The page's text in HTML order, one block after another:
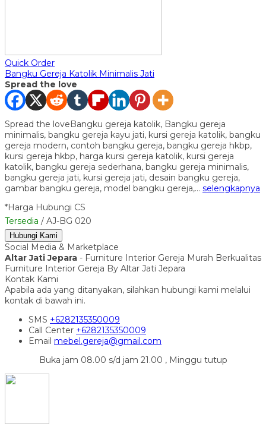
Quick Order
Bangku Gereja Katolik Minimalis Jati
Spread the love
Spread the loveBangku gereja katolik, Bangku gereja
minimalis, bangku gereja kayu jati, kursi gereja katolik, bangku
gereja modern, contoh bangku gereja, bangku gereja hkbp,
kursi gereja hkbp, harga kursi gereja katolik, kursi gereja
katolik, bangku gereja sederhana, bangku gereja minimalis,
bangku gereja jati, kursi gereja jati, desain bangku gereja,
gambar bangku gereja, model bangku gereja,… selengkapnya
*Harga Hubungi CS
Tersedia / AJ-BG 020
Hubungi Kami
Social Media & Marketplace
Altar Jati Jepara - Furniture Interior Gereja Murah Berkualitas
Furniture Interior Gereja By Altar Jati Jepara
Kontak Kami
Apabila ada yang ditanyakan, silahkan hubungi kami melalui
kontak di bawah ini.
SMS +6282135350009
Call Center +6282135350009
Email mebel.gereja@gmail.com
Buka jam 08.00 s/d jam 21.00 , Minggu tutup